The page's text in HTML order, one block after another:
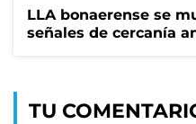
LLA bonaerense se
señales de cercanía
TU